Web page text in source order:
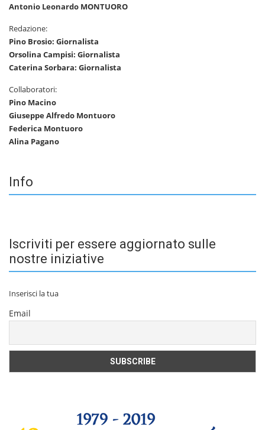
Antonio Leonardo MONTUORO
Redazione:
Pino Brosio: Giornalista
Orsolina Campisi: Giornalista
Caterina Sorbara: Giornalista
Collaboratori:
Pino Macino
Giuseppe Alfredo Montuoro
Federica Montuoro
Alina Pagano
Info
Iscriviti per essere aggiornato sulle
nostre iniziative
Inserisci la tua
Email